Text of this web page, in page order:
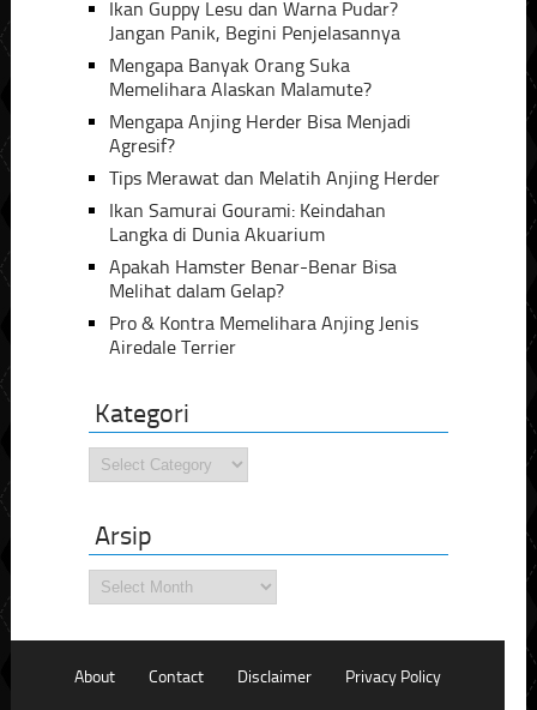
Ikan Guppy Lesu dan Warna Pudar?
Jangan Panik, Begini Penjelasannya
Mengapa Banyak Orang Suka
Memelihara Alaskan Malamute?
Mengapa Anjing Herder Bisa Menjadi
Agresif?
Tips Merawat dan Melatih Anjing Herder
Ikan Samurai Gourami: Keindahan
Langka di Dunia Akuarium
Apakah Hamster Benar-Benar Bisa
Melihat dalam Gelap?
Pro & Kontra Memelihara Anjing Jenis
Airedale Terrier
Kategori
Kategori
Arsip
Arsip
About Contact Disclaimer
Privacy Policy